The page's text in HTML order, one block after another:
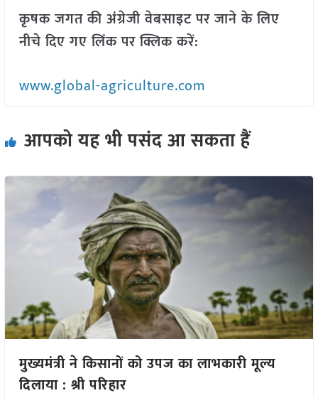
कृषक जगत की अंग्रेजी वेबसाइट पर जाने के लिए
नीचे दिए गए लिंक पर क्लिक करें:
www.global-agriculture.com
आपको यह भी पसंद आ सकता हैं
मुख्यमंत्री ने किसानों को उपज का लाभकारी मूल्य
दिलाया : श्री परिहार